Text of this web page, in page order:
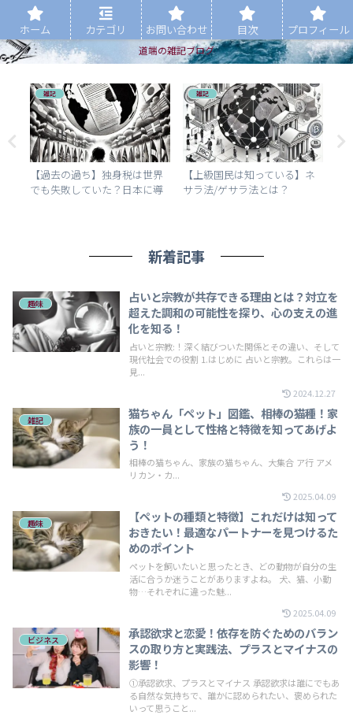
道端の雑記ブログ
雑記
【過去の過ち】独身税は世界
でも失敗していた？日本に導
雑記
【上級国民は知っている】ネ
サラ法/ゲサラ法とは？
解説！
新着記事
趣味
占いと宗教が共存できる理由とは？対立を
超えた調和の可能性を探り、心の支えの進
化を知る！
占いと宗教:！深く結びついた関係とその違い、そして
現代社会での役割 1.はじめに 占いと宗教。これらは一
見...
2024.12.27
雑記
猫ちゃん「ペット」図鑑、相棒の猫種！家
族の一員として性格と特徴を知ってあげよ
う！
相棒の猫ちゃん、家族の猫ちゃん、大集合 ア行 アメ
リカン・カ...
2025.04.09
趣味
【ペットの種類と特徴】これだけは知って
おきたい！最適なパートナーを見つけるた
めのポイント
ペットを飼いたいと思ったとき、どの動物が自分の生
活に合うか迷うことがありますよね。 犬、猫、小動
物…それぞれに違った魅...
2025.04.09
ビジネス
承認欲求と恋愛！依存を防ぐためのバラン
スの取り方と実践法、プラスとマイナスの
影響！
①承認欲求、プラスとマイナス 承認欲求は誰にでもあ
る自然な気持ちで、誰かに認められたい、褒められた
いって思うこと...
ホーム カテゴリ お問い合わせ 目次 プロフィール